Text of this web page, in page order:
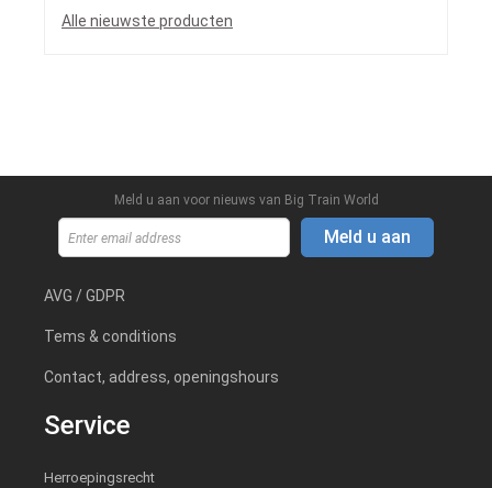
Alle nieuwste producten
Meld u aan voor nieuws van Big Train World
Meld u aan
AVG / GDPR
Tems & conditions
Contact, address, openingshours
Service
Herroepingsrecht